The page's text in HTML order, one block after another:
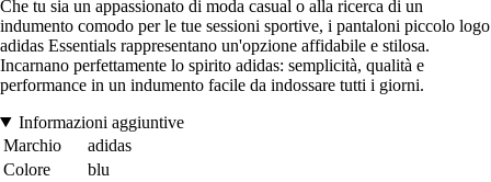
Che tu sia un appassionato di moda casual o alla ricerca di un
indumento comodo per le tue sessioni sportive, i pantaloni piccolo logo
adidas Essentials rappresentano un'opzione affidabile e stilosa.
Incarnano perfettamente lo spirito adidas: semplicità, qualità e
performance in un indumento facile da indossare tutti i giorni.
Informazioni aggiuntive
Marchio
adidas
Colore
blu